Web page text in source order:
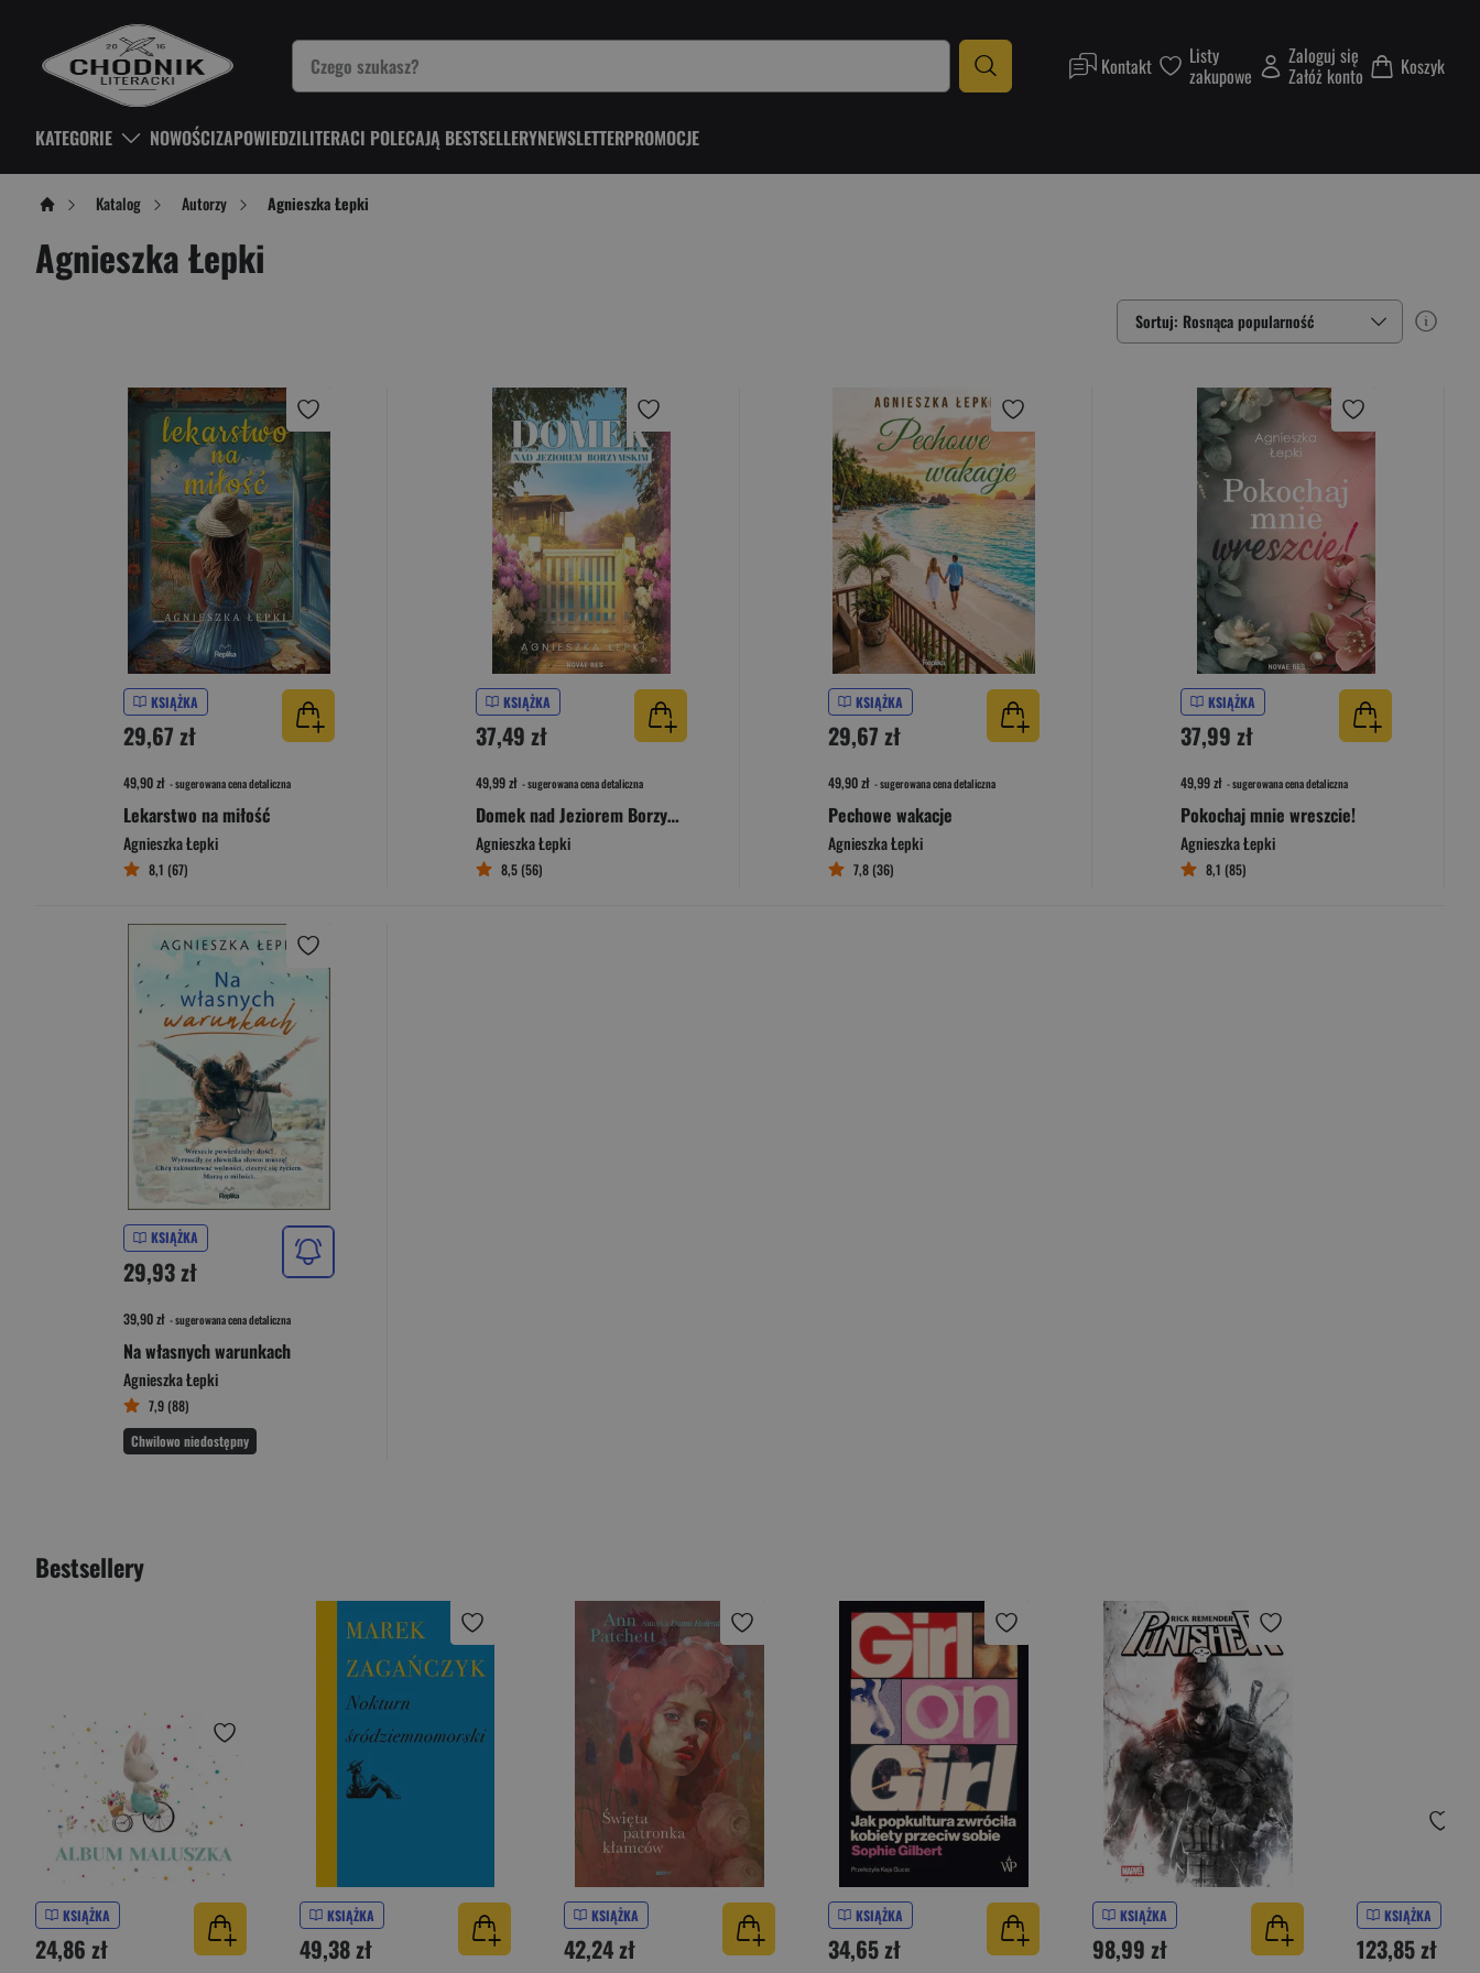
Kontakt Listy
zakupowe
Zaloguj się
Załóż konto Koszyk
KATEGORIE NOWOŚCIZAPOWIEDZILITERACI POLECAJĄ BESTSELLERYNEWSLETTERPROMOCJE
Katalog Autorzy Agnieszka Łepki
Agnieszka Łepki
Sortuj: Rosnąca popularność
KSIĄŻKA
29,67 zł
49,90 zł - sugerowana cena detaliczna
Lekarstwo na miłość
Agnieszka Łepki
8,1 (67)
KSIĄŻKA
37,49 zł
49,99 zł - sugerowana cena detaliczna
Domek nad Jeziorem Borzymskim
Agnieszka Łepki
8,5 (56)
KSIĄŻKA
29,67 zł
49,90 zł - sugerowana cena detaliczna
Pechowe wakacje
Agnieszka Łepki
7,8 (36)
KSIĄŻKA
37,99 zł
49,99 zł - sugerowana cena detaliczna
Pokochaj mnie wreszcie!
Agnieszka Łepki
8,1 (85)
KSIĄŻKA
29,93 zł
39,90 zł - sugerowana cena detaliczna
Na własnych warunkach
Agnieszka Łepki
7,9 (88)
Chwilowo niedostępny
Bestsellery
KSIĄŻKA
24,86 zł
KSIĄŻKA
49,38 zł
KSIĄŻKA
42,24 zł
KSIĄŻKA
34,65 zł
KSIĄŻKA
98,99 zł
KSIĄŻKA
123,85 zł